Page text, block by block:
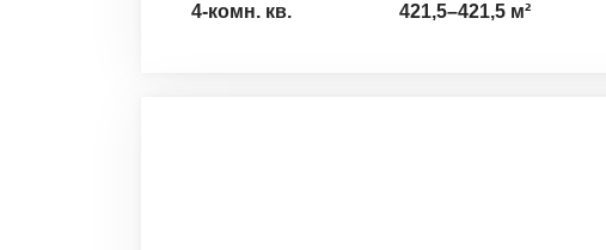
4-комн. кв. 421,5–421,5 м²